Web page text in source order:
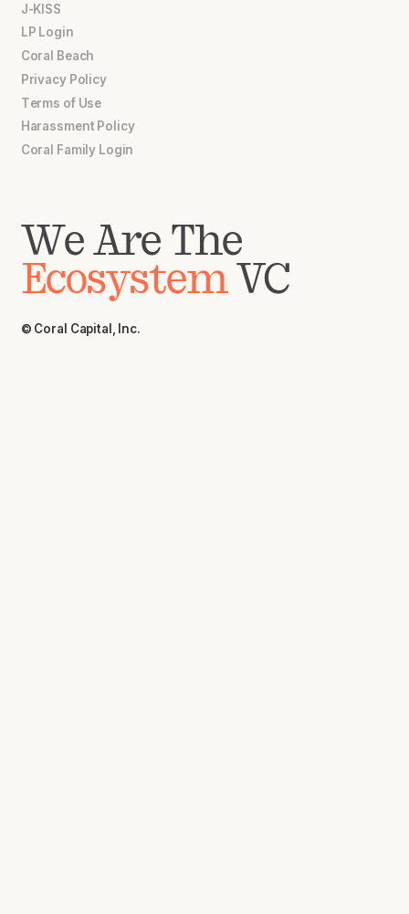
J-KISS
LP Login
Coral Beach
Privacy Policy
Terms of Use
Harassment Policy
Coral Family Login
We Are The
EcosystemVC
© Coral Capital, Inc.